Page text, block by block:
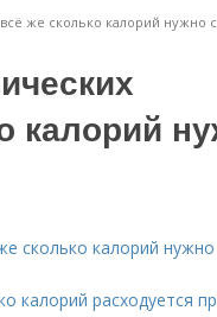
же сколько калорий нужно
калорий
сколько калорий
калорий расходуется